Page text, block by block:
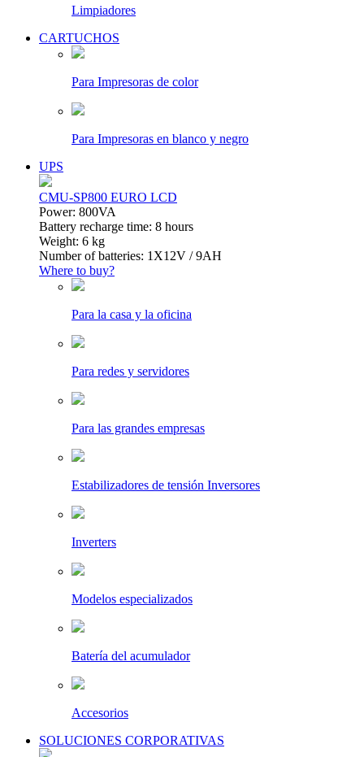
Limpiadores
CARTUCHOS
Para Impresoras de color
Para Impresoras en blanco y negro
UPS
CMU-SP800 EURO LCD
Power: 800VA
Battery recharge time: 8 hours
Weight: 6 kg
Number of batteries: 1Х12V / 9AH
Where to buy?
Para la casa y la oficina
Para redes y servidores
Para las grandes empresas
Estabilizadores de tensión Inversores
Inverters
Modelos especializados
Batería del acumulador
Accesorios
SOLUCIONES CORPORATIVAS